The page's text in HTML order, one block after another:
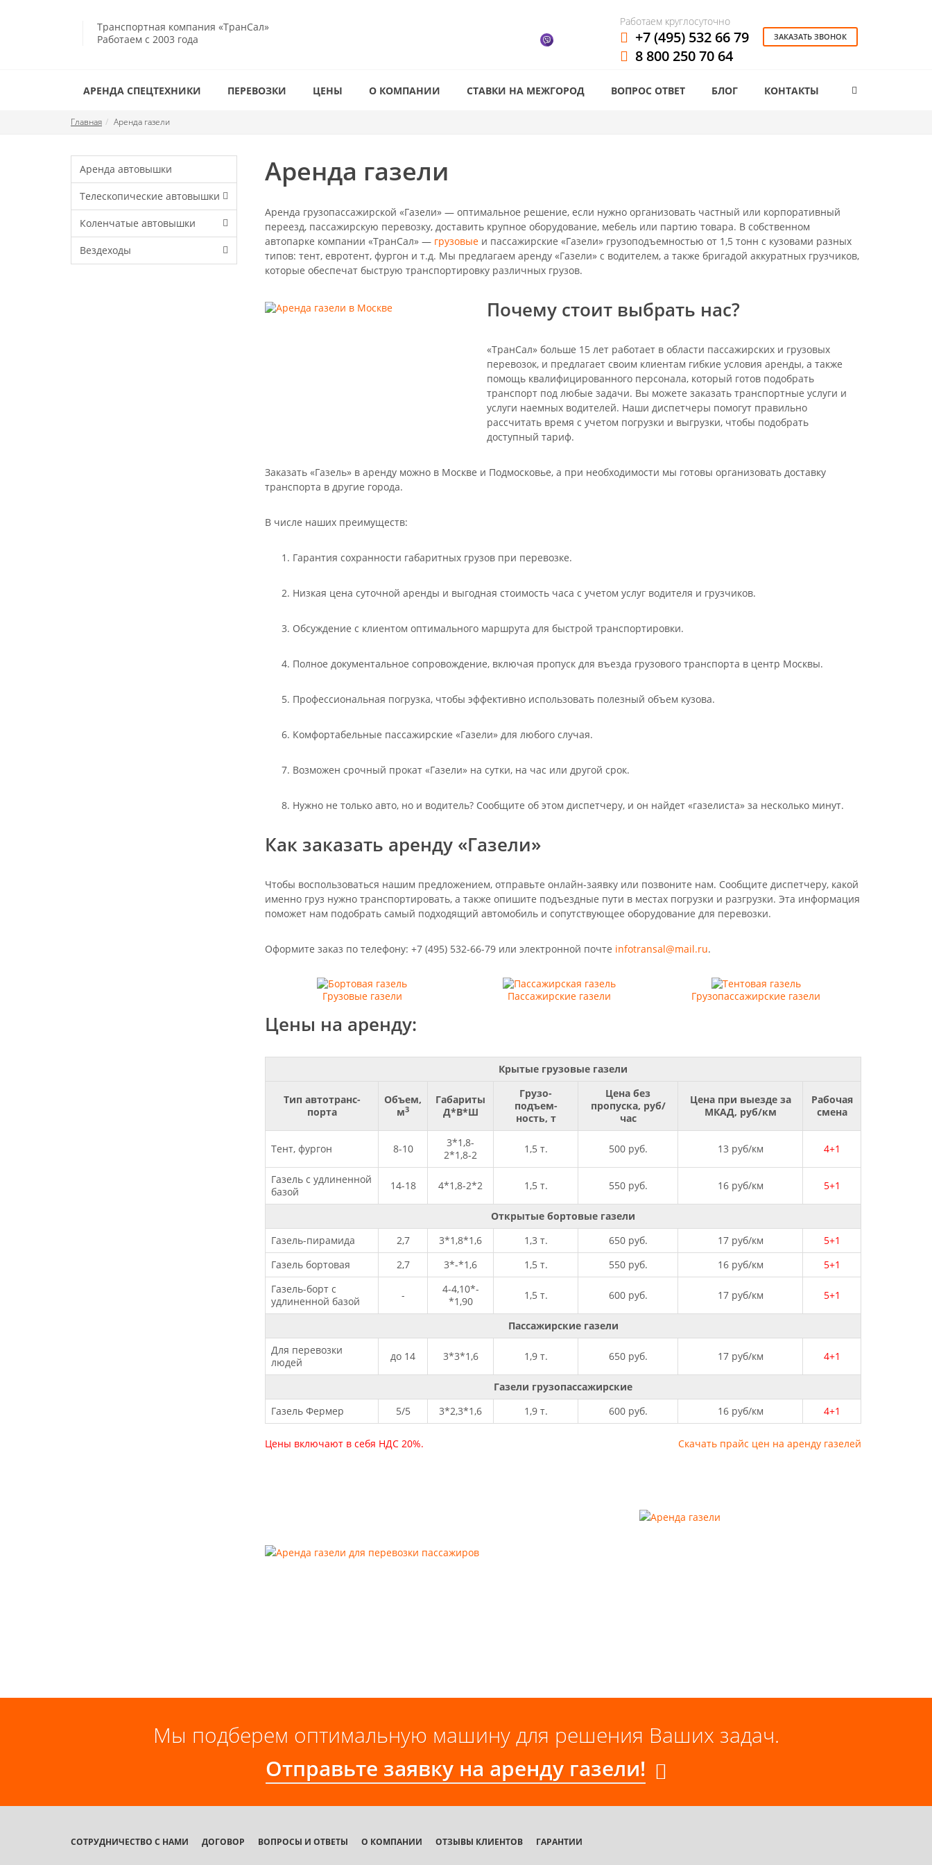
Транспортная компания «ТранСал»
Работаем с 2003 года
Работаем круглосуточно
+7 (495) 532 66 79
8 800 250 70 64
ЗАКАЗАТЬ ЗВОНОК
АРЕНДА СПЕЦТЕХНИКИ ПЕРЕВОЗКИ ЦЕНЫ О КОМПАНИИ СТАВКИ НА МЕЖГОРОД ВОПРОС ОТВЕТ БЛОГ КОНТАКТЫ
Главная Аренда газели
Аренда автовышки
Телескопические автовышки
Коленчатые автовышки
Вездеходы
Аренда газели
Аренда грузопассажирской «Газели» — оптимальное решение, если нужно организовать частный или корпоративный
переезд, пассажирскую перевозку, доставить крупное оборудование, мебель или партию товара. В собственном
автопарке компании «ТранСал» — грузовые и пассажирские «Газели» грузоподъемностью от 1,5 тонн с кузовами разных
типов: тент, евротент, фургон и т.д. Мы предлагаем аренду «Газели» с водителем, а также бригадой аккуратных грузчиков,
которые обеспечат быструю транспортировку различных грузов.
Почему стоит выбрать нас?
«ТранСал» больше 15 лет работает в области пассажирских и грузовых
перевозок, и предлагает своим клиентам гибкие условия аренды, а также
помощь квалифицированного персонала, который готов подобрать
транспорт под любые задачи. Вы можете заказать транспортные услуги и
услуги наемных водителей. Наши диспетчеры помогут правильно
рассчитать время с учетом погрузки и выгрузки, чтобы подобрать
доступный тариф.
Заказать «Газель» в аренду можно в Москве и Подмосковье, а при необходимости мы готовы организовать доставку
транспорта в другие города.
В числе наших преимуществ:
Гарантия сохранности габаритных грузов при перевозке.
Низкая цена суточной аренды и выгодная стоимость часа с учетом услуг водителя и грузчиков.
Обсуждение с клиентом оптимального маршрута для быстрой транспортировки.
Полное документальное сопровождение, включая пропуск для въезда грузового транспорта в центр Москвы.
Профессиональная погрузка, чтобы эффективно использовать полезный объем кузова.
Комфортабельные пассажирские «Газели» для любого случая.
Возможен срочный прокат «Газели» на сутки, на час или другой срок.
Нужно не только авто, но и водитель? Сообщите об этом диспетчеру, и он найдет «газелиста» за несколько минут.
Как заказать аренду «Газели»
Чтобы воспользоваться нашим предложением, отправьте онлайн-заявку или позвоните нам. Сообщите диспетчеру, какой
именно груз нужно транспортировать, а также опишите подъездные пути в местах погрузки и разгрузки. Эта информация
поможет нам подобрать самый подходящий автомобиль и сопутствующее оборудование для перевозки.
Оформите заказ по телефону: +7 (495) 532-66-79 или электронной почте infotransal@mail.ru.
Грузовые газели Пассажирские газели Грузопассажирские газели
Цены на аренду:
Крытые грузовые газели
Тип автотранс-
порта
Объем,
м3
Габариты
Д*В*Ш
Грузо-
подъем-
ность, т
Цена без
пропуска, руб/
час
Цена при выезде за
МКАД, руб/км
Рабочая
смена
Тент, фургон 8-10
3*1,8-
2*1,8-2
1,5 т. 500 руб. 13 руб/км 4+1
Газель с удлиненной
базой
14-18 4*1,8-2*2 1,5 т. 550 руб. 16 руб/км 5+1
Открытые бортовые газели
Газель-пирамида
2,7 3*1,8*1,6 1,3 т. 650 руб. 17 руб/км
5+1
Газель бортовая
2,7 3*-*1,6 1,5 т. 550 руб. 16 руб/км
5+1
Газель-борт с
удлиненной базой
-
4-4,10*-
*1,90
1,5 т. 600 руб. 17 руб/км 5+1
Пассажирские газели
Для перевозки
людей
до 14 3*3*1,6 1,9 т. 650 руб. 17 руб/км 4+1
Газели грузопассажирские
Газель Фермер
5/5 3*2,3*1,6 1,9 т. 600 руб. 16 руб/км 4+1
Скачать прайс цен на аренду газелей
Цены включают в себя НДС 20%.
Мы подберем оптимальную машину для решения Ваших задач.
Отправьте заявку на аренду газели!
СОТРУДНИЧЕСТВО С НАМИ ДОГОВОР ВОПРОСЫ И ОТВЕТЫ О КОМПАНИИ ОТЗЫВЫ КЛИЕНТОВ ГАРАНТИИ